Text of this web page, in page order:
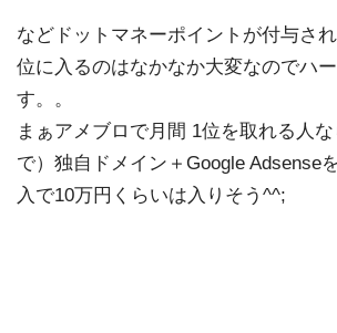
などドットマネーポイントが付与さ
位に入るのはなかなか大変なのでハ
す。。
まぁアメブロで月間 1位を取れる人
で）独自ドメイン＋Google Adsense
入で10万円くらいは入りそう^^;